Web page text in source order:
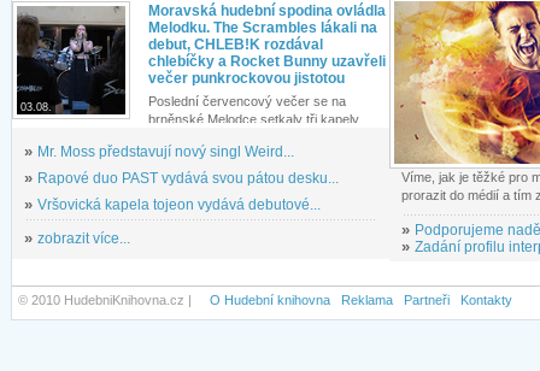
03.08.
Moravská hudební spodina ovládla
Melodku. The Scrambles lákali na
debut, CHLEB!K rozdával
chlebíčky a Rocket Bunny uzavřeli
večer punkrockovou jistotou
Poslední červencový večer se na
brněnské Melodce setkaly tři kapely...
» Mr. Moss představují nový singl Weird...
» Rapové duo PAST vydává svou pátou desku...
» Vršovická kapela tojeon vydává debutové...
» zobrazit více...
Víme, jak je těžké pro
prorazit do médií a tím
» Podporujeme
» Zadání profilu
© 2010 HudebniKnihovna.cz | O Hudební knihovna Reklama Partneři Kontakty